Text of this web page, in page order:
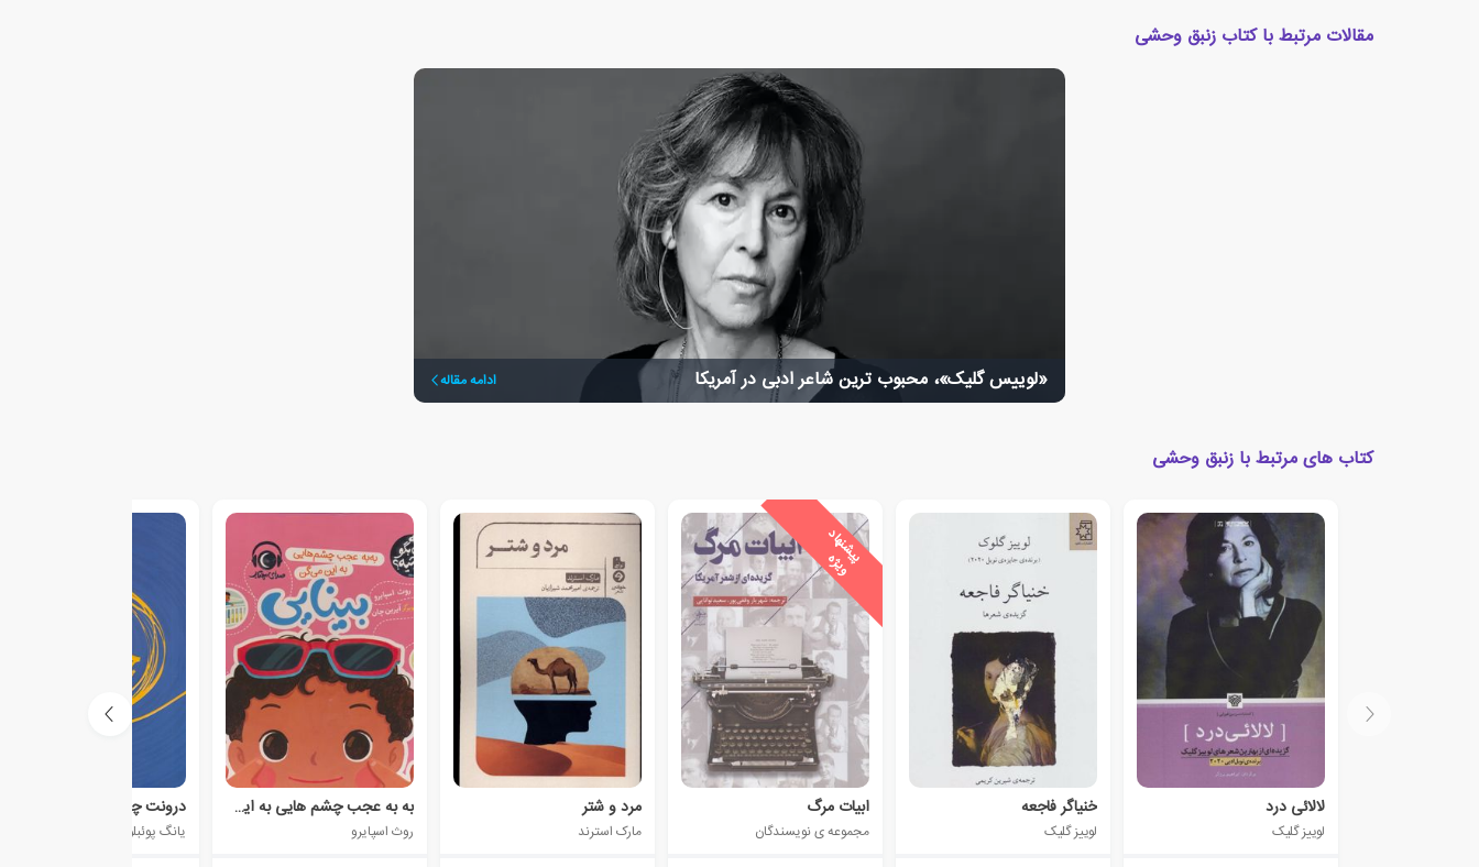
مقالات مرتبط با کتاب زنبق وحشی
«لوییس گلیک»، محبوب ترین شاعر ادبی در آمریکا ادامه مقاله
کتاب های مرتبط با زنبق وحشی
لالائی درد
لوییز گلیک
خنیاگر فاجعه
لوییز گلیک
پ
ی
ش
ن
ه
ا
د
و
ی
ژ
ه
ابیات مرگ
مجموعه ی نویسندگان
مرد و شتر
مارک استرند
به به عجب چشم هایی به این میگن بینایی
روث اسپایرو
درونت چه خبره؟
یانگ پوئبلو